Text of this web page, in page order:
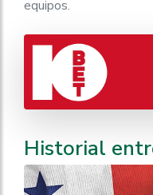
equipos.
Historial